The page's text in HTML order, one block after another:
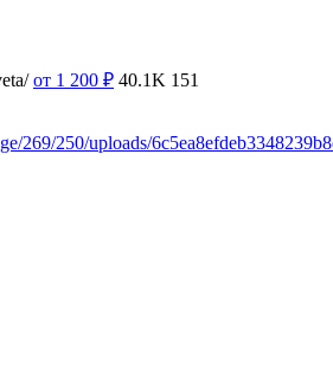
от 1 200 ₽ 40.1K 151
269/250/uploads/